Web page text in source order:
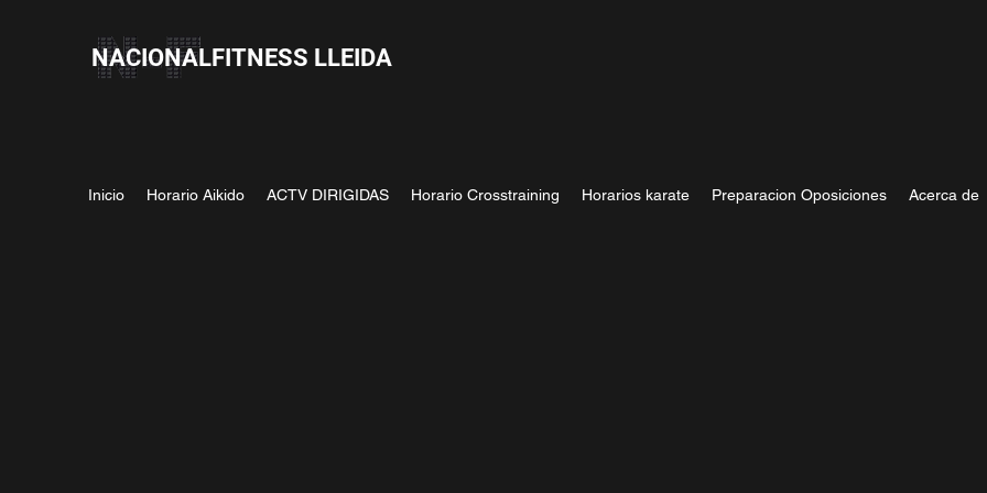
NACIONALFITNESS LLEIDA
Inicio Horario Aikido ACTV DIRIGIDAS Horario Crosstraining Horarios karate Preparacion Oposiciones Acerca de